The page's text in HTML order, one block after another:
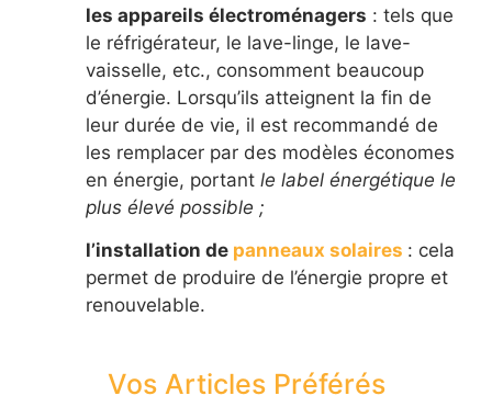
les appareils électroménagers : tels que
le réfrigérateur, le lave-linge, le lave-
vaisselle, etc., consomment beaucoup
d’énergie. Lorsqu’ils atteignent la fin de
leur durée de vie, il est recommandé de
les remplacer par des modèles économes
en énergie, portant le label énergétique le
plus élevé possible ;
l’installation de panneaux solaires : cela
permet de produire de l’énergie propre et
renouvelable.
Vos Articles Préférés